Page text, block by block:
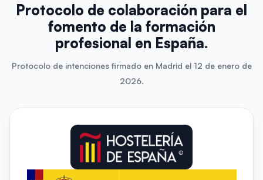
Protocolo de colaboración para el
fomento de la formación
profesional en España.
Protocolo de intenciones firmado en Madrid el 12 de enero de
2026.